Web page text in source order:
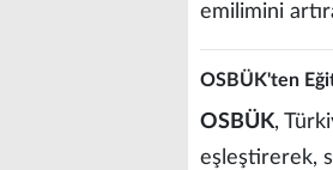
emilimini
OSBÜK'ten
OSBÜK,
eşleştirerek,